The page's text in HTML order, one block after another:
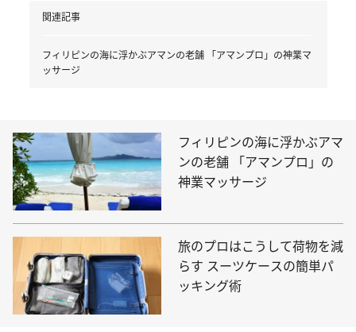
関連記事
フィリピンの海に浮かぶアマンの老舗 「アマンプロ」の神業マ
ッサージ
フィリピンの海に浮かぶアマ
ンの老舗 「アマンプロ」の
神業マッサージ
旅のプロはこうして荷物を減
らす スーツケースの簡単パ
ッキング術